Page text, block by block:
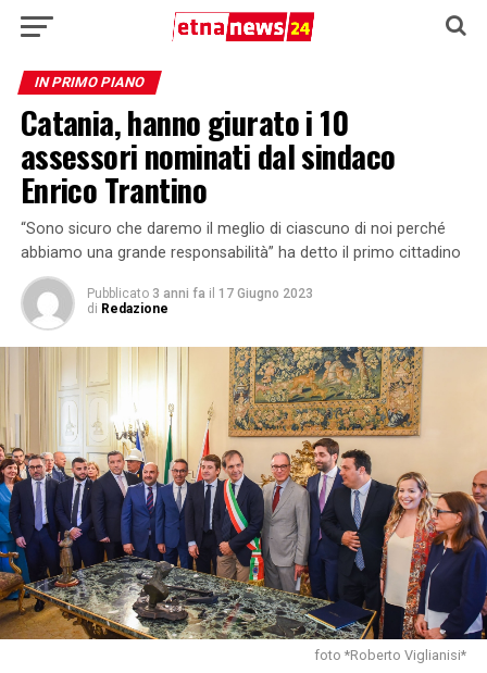
IN PRIMO PIANO
Catania, hanno giurato i 10
assessori nominati dal sindaco
Enrico Trantino
“Sono sicuro che daremo il meglio di ciascuno di noi perché
abbiamo una grande responsabilità” ha detto il primo cittadino
Pubblicato 3 anni fa il 17 Giugno 2023
di Redazione
foto *Roberto Viglianisi*